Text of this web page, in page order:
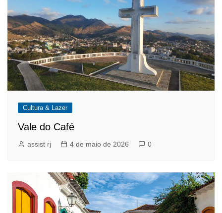
Cultura & Lazer
Vale do Café
assist rj 4 de maio de 2026 0